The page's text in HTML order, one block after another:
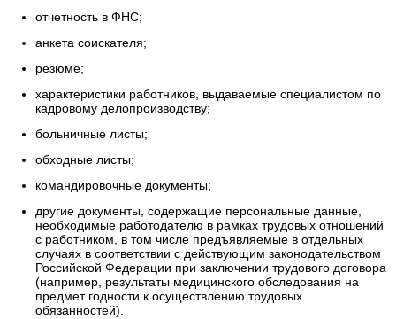
отчетность в ФНС;
анкета соискателя;
резюме;
характеристики работников, выдаваемые специалистом по
кадровому делопроизводству;
больничные листы;
обходные листы;
командировочные документы;
другие документы, содержащие персональные данные,
необходимые работодателю в рамках трудовых отношений
с работником, в том числе предъявляемые в отдельных
случаях в соответствии с действующим законодательством
Российской Федерации при заключении трудового договора
(например, результаты медицинского обследования на
предмет годности к осуществлению трудовых
обязанностей).